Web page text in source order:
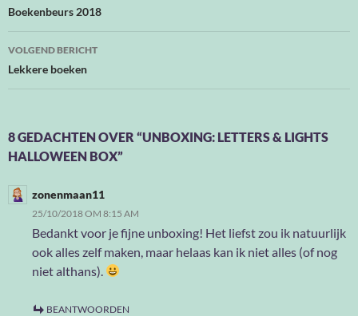
navigatie
Boekenbeurs 2018
VOLGEND BERICHT
Lekkere boeken
8 GEDACHTEN OVER “UNBOXING: LETTERS & LIGHTS
HALLOWEEN BOX”
zonenmaan11
25/10/2018 OM 8:15 AM
Bedankt voor je fijne unboxing! Het liefst zou ik natuurlijk
ook alles zelf maken, maar helaas kan ik niet alles (of nog
niet althans).
BEANTWOORDEN